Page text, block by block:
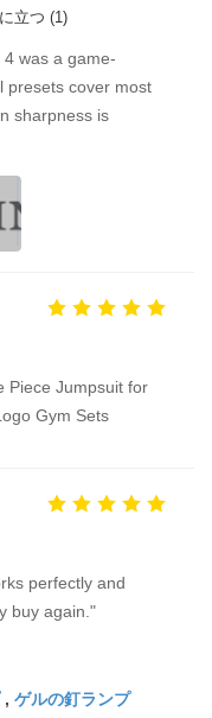
立つ (1)
was a game-
presets cover most
sharpness is
Piece Jumpsuit for
Gym Sets
perfectly and
buy again."
, ゲルの釘ランプ